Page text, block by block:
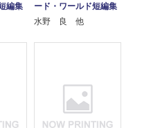
編集
ード・ワールド短編集
水野 良 他